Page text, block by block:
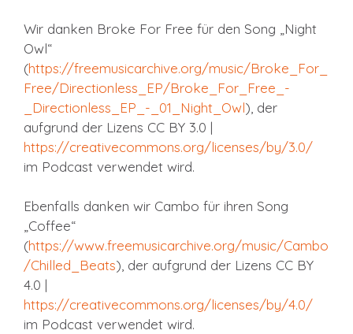
Wir danken Broke For Free für den Song „Night
Owl“
(https://freemusicarchive.org/music/Broke_For_
Free/Directionless_EP/Broke_For_Free_-
_Directionless_EP_-_01_Night_Owl), der
aufgrund der Lizens CC BY 3.0 |
https://creativecommons.org/licenses/by/3.0/
im Podcast verwendet wird.
Ebenfalls danken wir Cambo für ihren Song
„Coffee“
(https://www.freemusicarchive.org/music/Cambo
/Chilled_Beats), der aufgrund der Lizens CC BY
4.0 |
https://creativecommons.org/licenses/by/4.0/
im Podcast verwendet wird.